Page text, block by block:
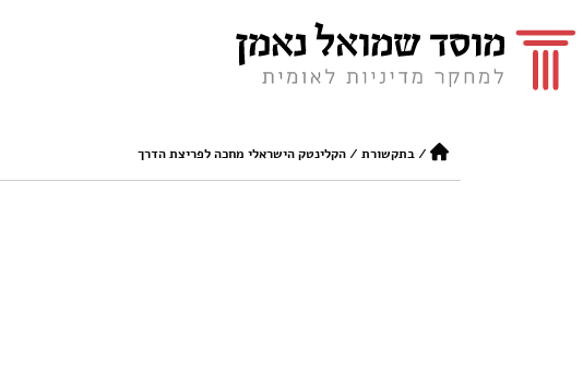
/בתקשורת /הקלינטק הישראלי מחכה לפריצת הדרך